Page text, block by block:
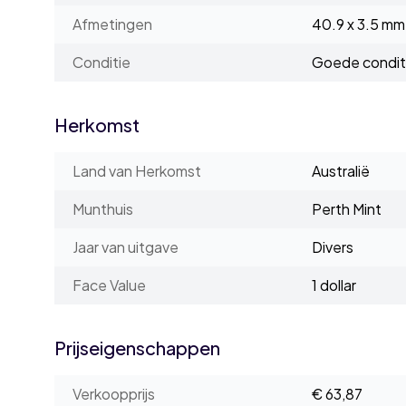
Afmetingen
40.9 x 3.5 mm
Conditie
Goede
Herkomst
Land van Herkomst
Australië
Munthuis
Perth Mint
Jaar van uitgave
Divers
Face Value
1 dollar
Prijseigenschappen
Verkoopprijs € 63,87